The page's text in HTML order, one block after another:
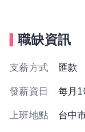
職缺資訊
支薪方式 匯款
發薪資日 每月
上班地點 台中